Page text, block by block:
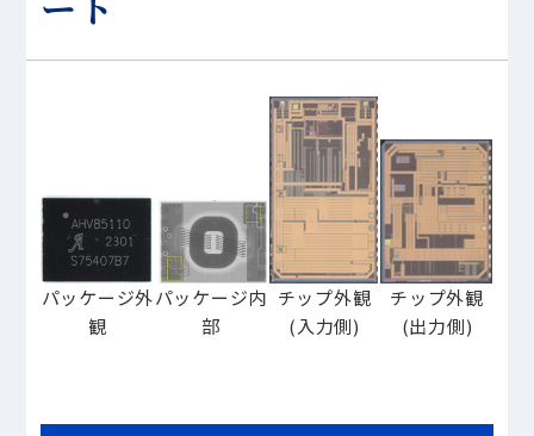
パッケージ外
観
パッケージ内
部
チップ外観
(入力側)
チップ外観
(出力側)